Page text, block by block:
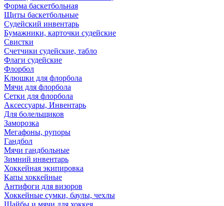
Форма баскетбольная
Щиты баскетбольные
Судейский инвентарь
Бумажники, карточки судейские
Свистки
Счетчики судейские, табло
Флаги судейские
Флорбол
Клюшки для флорбола
Мячи для флорбола
Сетки для флорбола
Аксессуары, Инвентарь
Для болельщиков
Заморозка
Мегафоны, рупоры
Гандбол
Мячи гандбольные
Зимний инвентарь
Хоккейная экипировка
Капы хоккейные
Антифоги для визоров
Хоккейные сумки, баулы, чехлы
Шайбы и мячи для хоккея